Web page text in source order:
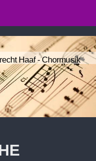
Haaf - Chormusik